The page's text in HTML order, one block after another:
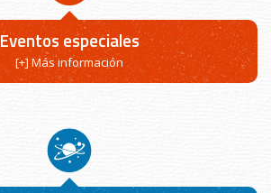
Eventos especiales
[+] Más información